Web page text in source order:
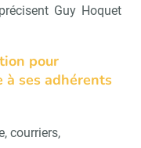
Guy Hoquet
pour
à ses adhérents
courriers,